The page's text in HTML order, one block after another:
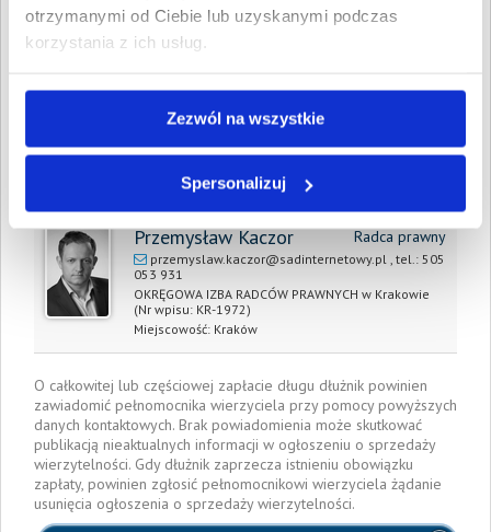
otrzymanymi od Ciebie lub uzyskanymi podczas
korzystania z ich usług.
Zezwól na wszystkie
Spersonalizuj
Prawomocny nakaz
zapłaty/
Data wystawienia: 9 lipca 2016
Pełnomocnik wierzyciela:
Przemysław Kaczor Radca prawny
przemyslaw.kaczor@sadinternetowy.pl , tel.: 505
053 931
OKRĘGOWA IZBA RADCÓW PRAWNYCH w Krakowie
(Nr wpisu: KR-1972)
Miejscowość: Kraków
O całkowitej lub częściowej zapłacie długu dłużnik powinien
zawiadomić pełnomocnika wierzyciela przy pomocy powyższych
danych kontaktowych. Brak powiadomienia może skutkować
publikacją nieaktualnych informacji w ogłoszeniu o sprzedaży
wierzytelności. Gdy dłużnik zaprzecza istnieniu obowiązku
zapłaty, powinien zgłosić pełnomocnikowi wierzyciela żądanie
usunięcia ogłoszenia o sprzedaży wierzytelności.